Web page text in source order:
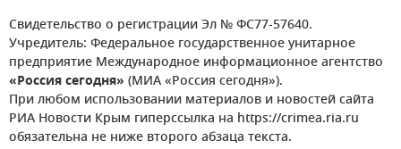
Свидетельство о регистрации Эл № ФС77-57640.
Учредитель: Федеральное государственное унитарное
предприятие Международное информационное агентство
«Россия сегодня» (МИА «Россия сегодня»).
При любом использовании материалов и новостей сайта
РИА Новости Крым гиперссылка на https://crimea.ria.ru
обязательна не ниже второго абзаца текста.